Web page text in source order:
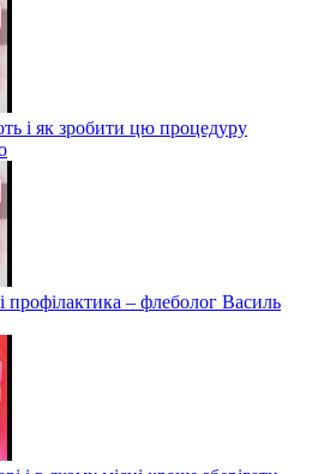
і як зробити цю процедуру
профілактика – флеболог Василь